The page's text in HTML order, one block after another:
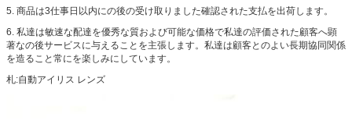
5. 商品は3仕事日以内にの後の受け取りました確認された支払を出荷します。
6. 私達は敏速な配達を優秀な質および可能な価格で私達の評価された顧客へ顕
著なの後サービスに与えることを主張します。私達は顧客とのよい長期協同関係
を造ること常にを楽しみにしています。
札:自動アイリス レンズ